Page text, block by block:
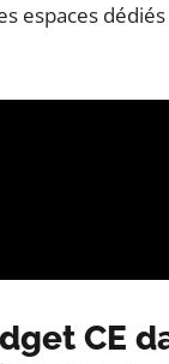
espaces
CE